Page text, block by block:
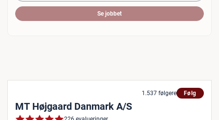
Se jobbet
1.537 følgere Følg
MT Højgaard Danmark A/S